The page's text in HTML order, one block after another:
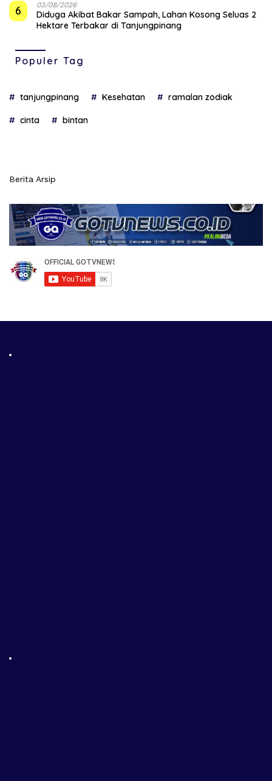
6 03/08/2026
Diduga Akibat Bakar Sampah, Lahan Kosong Seluas 2
Hektare Terbakar di Tanjungpinang
Populer Tag
tanjungpinang Kesehatan ramalan zodiak
cinta bintan
Berita Arsip